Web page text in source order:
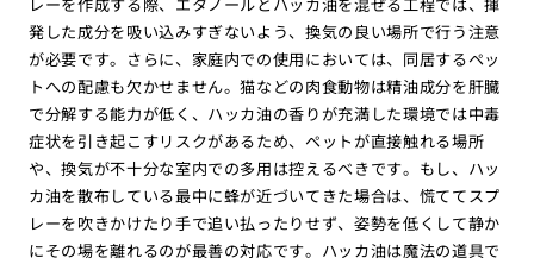
発した成分を吸い込みすぎないよう、換気の良い場所で行う注意
が必要です。さらに、家庭内での使用においては、同居するペッ
トへの配慮も欠かせません。猫などの肉食動物は精油成分を肝臓
で分解する能力が低く、ハッカ油の香りが充満した環境では中毒
症状を引き起こすリスクがあるため、ペットが直接触れる場所
や、換気が不十分な室内での多用は控えるべきです。もし、ハッ
カ油を散布している最中に蜂が近づいてきた場合は、慌ててスプ
レーを吹きかけたり手で追い払ったりせず、姿勢を低くして静か
にその場を離れるのが最善の対応です。ハッカ油は魔法の道具で